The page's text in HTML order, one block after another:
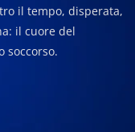
il tempo, disperata,
il cuore del
soccorso.